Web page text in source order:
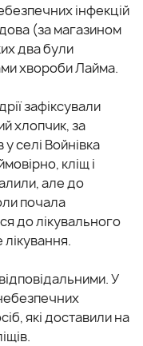
інфекцій
(за магазином
два були
хвороби Лайма.
зафіксували
хлопчик, за
селі Войнівка
кліщ і
але до
почала
до лікувального
У
які доставили на